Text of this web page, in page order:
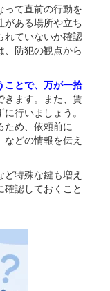
って直前の行動を
がある場所や立ち
れていないか確認
、防犯の観点から
ことで、万が一拾
きます。また、賃
行いましょう。
ため、依頼前に
などの情報を伝え
特殊な鍵も増え
認しておくこと